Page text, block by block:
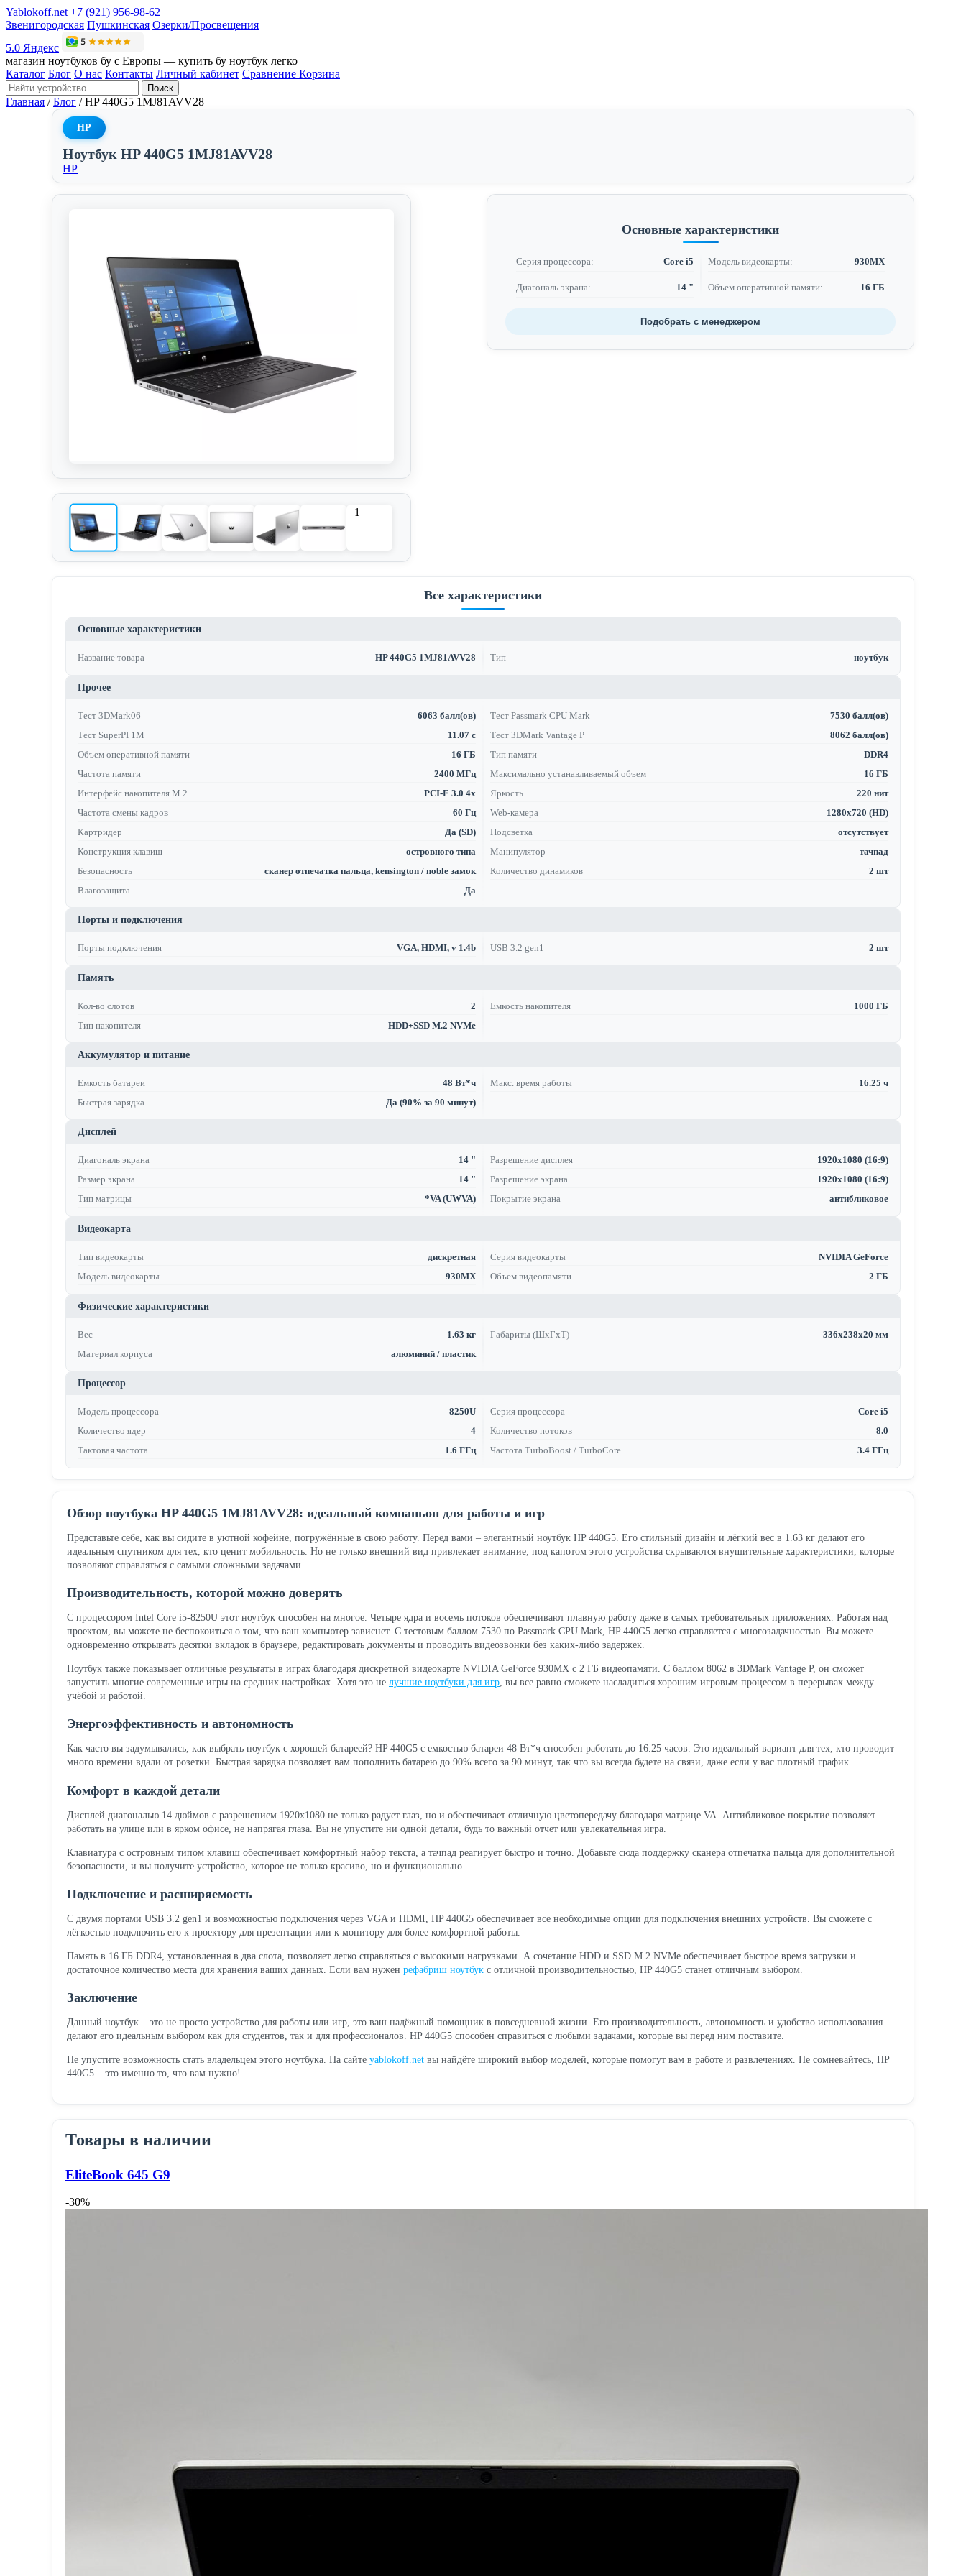
Yablokoff.net +7 (921) 956-98-62
Звенигородская Пушкинская Озерки/Просвещения
5.0 Яндекс
магазин ноутбуков бу с Европы — купить бу ноутбук легко
Каталог Блог О нас Контакты Личный кабинет Сравнение Корзина
Поиск
Главная / Блог / HP 440G5 1MJ81AVV28
HP
Ноутбук HP 440G5 1MJ81AVV28
HP
+1
Основные характеристики
Серия процессора: Core i5 Модель видеокарты: 930MX
Диагональ экрана: 14 " Объем оперативной памяти: 16 ГБ
Подобрать с менеджером
Все характеристики
Основные характеристики
Название товара HP 440G5 1MJ81AVV28 Тип ноутбук
Прочее
Тест 3DMark06 6063 балл(ов) Тест Passmark CPU Mark
7530 балл(ов)
Тест SuperPI 1M
11.07 с Тест 3DMark Vantage P
8062 балл(ов)
Объем оперативной памяти
16 ГБ Тип памяти
DDR4
Частота памяти
2400 МГц Максимально устанавливаемый объем
16 ГБ
Интерфейс накопителя M.2
PCI-E 3.0 4x Яркость
220 нит
Частота смены кадров
60 Гц Web-камера
1280x720 (HD)
Картридер
Да (SD) Подсветка
отсутствует
Конструкция клавиш
островного типа Манипулятор
тачпад
Безопасность
сканер отпечатка пальца, kensington / noble замок Количество динамиков
2 шт
Влагозащита
Да
Порты и подключения
Порты подключения VGA, HDMI, v 1.4b USB 3.2 gen1 2 шт
Память
Кол-во слотов 2 Емкость накопителя
1000 ГБ
Тип накопителя
HDD+SSD M.2 NVMe
Аккумулятор и питание
Емкость батареи 48 Вт*ч Макс. время работы
16.25 ч
Быстрая зарядка
Да (90% за 90 минут)
Дисплей
Диагональ экрана 14 " Разрешение дисплея
1920x1080 (16:9)
Размер экрана
14 " Разрешение экрана
1920x1080 (16:9)
Тип матрицы
*VA (UWVA) Покрытие экрана антибликовое
Видеокарта
Тип видеокарты дискретная Серия видеокарты
NVIDIA GeForce
Модель видеокарты
930MX Объем видеопамяти 2 ГБ
Физические характеристики
Вес 1.63 кг Габариты (ШхГхТ)
336x238x20 мм
Материал корпуса
алюминий / пластик
Процессор
Модель процессора 8250U Серия процессора
Core i5
Количество ядер
4 Количество потоков
8.0
Тактовая частота
1.6 ГГц Частота TurboBoost / TurboCore 3.4 ГГц
Обзор ноутбука HP 440G5 1MJ81AVV28: идеальный компаньон для работы и игр
Представьте себе, как вы сидите в уютной кофейне, погружённые в свою работу. Перед вами – элегантный ноутбук HP 440G5. Его стильный дизайн и лёгкий вес в 1.63 кг делают его
идеальным спутником для тех, кто ценит мобильность. Но не только внешний вид привлекает внимание; под капотом этого устройства скрываются внушительные характеристики, которые
позволяют справляться с самыми сложными задачами.
Производительность, которой можно доверять
С процессором Intel Core i5-8250U этот ноутбук способен на многое. Четыре ядра и восемь потоков обеспечивают плавную работу даже в самых требовательных приложениях. Работая над
проектом, вы можете не беспокоиться о том, что ваш компьютер зависнет. С тестовым баллом 7530 по Passmark CPU Mark, HP 440G5 легко справляется с многозадачностью. Вы можете
одновременно открывать десятки вкладок в браузере, редактировать документы и проводить видеозвонки без каких-либо задержек.
Ноутбук также показывает отличные результаты в играх благодаря дискретной видеокарте NVIDIA GeForce 930MX с 2 ГБ видеопамяти. С баллом 8062 в 3DMark Vantage P, он сможет
запустить многие современные игры на средних настройках. Хотя это не лучшие ноутбуки для игр, вы все равно сможете насладиться хорошим игровым процессом в перерывах между
учёбой и работой.
Энергоэффективность и автономность
Как часто вы задумывались, как выбрать ноутбук с хорошей батареей? HP 440G5 с емкостью батареи 48 Вт*ч способен работать до 16.25 часов. Это идеальный вариант для тех, кто проводит
много времени вдали от розетки. Быстрая зарядка позволяет вам пополнить батарею до 90% всего за 90 минут, так что вы всегда будете на связи, даже если у вас плотный график.
Комфорт в каждой детали
Дисплей диагональю 14 дюймов с разрешением 1920x1080 не только радует глаз, но и обеспечивает отличную цветопередачу благодаря матрице VA. Антибликовое покрытие позволяет
работать на улице или в ярком офисе, не напрягая глаза. Вы не упустите ни одной детали, будь то важный отчет или увлекательная игра.
Клавиатура с островным типом клавиш обеспечивает комфортный набор текста, а тачпад реагирует быстро и точно. Добавьте сюда поддержку сканера отпечатка пальца для дополнительной
безопасности, и вы получите устройство, которое не только красиво, но и функционально.
Подключение и расширяемость
С двумя портами USB 3.2 gen1 и возможностью подключения через VGA и HDMI, HP 440G5 обеспечивает все необходимые опции для подключения внешних устройств. Вы сможете с
лёгкостью подключить его к проектору для презентации или к монитору для более комфортной работы.
Память в 16 ГБ DDR4, установленная в два слота, позволяет легко справляться с высокими нагрузками. А сочетание HDD и SSD M.2 NVMe обеспечивает быстрое время загрузки и
достаточное количество места для хранения ваших данных. Если вам нужен рефабриш ноутбук с отличной производительностью, HP 440G5 станет отличным выбором.
Заключение
Данный ноутбук – это не просто устройство для работы или игр, это ваш надёжный помощник в повседневной жизни. Его производительность, автономность и удобство использования
делают его идеальным выбором как для студентов, так и для профессионалов. HP 440G5 способен справиться с любыми задачами, которые вы перед ним поставите.
Не упустите возможность стать владельцем этого ноутбука. На сайте yablokoff.net вы найдёте широкий выбор моделей, которые помогут вам в работе и развлечениях. Не сомневайтесь, HP
440G5 – это именно то, что вам нужно!
Товары в наличии
EliteBook 645 G9
-30%